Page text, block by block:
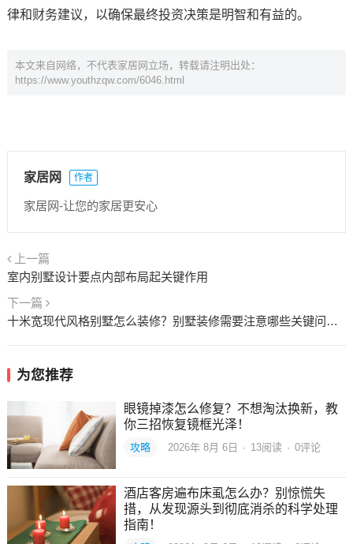
律和财务建议，以确保最终投资决策是明智和有益的。
本文来自网络，不代表家居网立场，转载请注明出处：
https://www.youthzqw.com/6046.html
家居网 作者
家居网-让您的家居更安心
上一篇
室内别墅设计要点内部布局起关键作用
下一篇
十米宽现代风格别墅怎么装修？别墅装修需要注意哪些关键问题？
为您推荐
眼镜掉漆怎么修复？不想淘汰换新，教
你三招恢复镜框光泽！
攻略 2026年 8月 6日 · 13阅读 · 0评论
酒店客房遍布床虱怎么办？别惊慌失
措，从发现源头到彻底消杀的科学处理
指南！